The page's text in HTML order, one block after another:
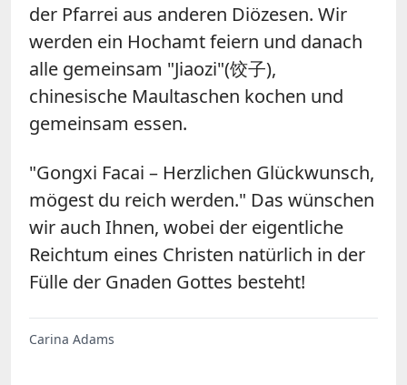
der Pfarrei aus anderen Diözesen. Wir
werden ein Hochamt feiern und danach
alle gemeinsam "Jiaozi"(饺子),
chinesische Maultaschen kochen und
gemeinsam essen.
"Gongxi Facai – Herzlichen Glückwunsch,
mögest du reich werden." Das wünschen
wir auch Ihnen, wobei der eigentliche
Reichtum eines Christen natürlich in der
Fülle der Gnaden Gottes besteht!
Carina Adams